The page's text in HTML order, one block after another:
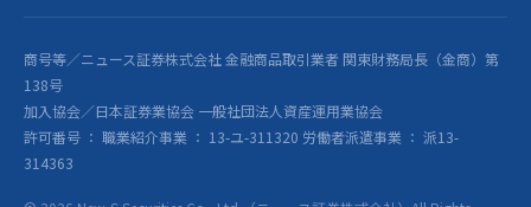
商号等／ニュース証券株式会社 金融商品取引業者 関東財務局長（金商）第
138号
加入協会／日本証券業協会 一般社団法人資産運用業協会
許可番号 ： 職業紹介事業 ： 13-ユ-311320 労働者派遣事業 ： 派13-
314363